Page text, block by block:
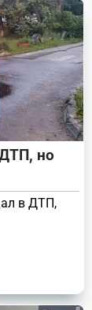
но
в ДТП,